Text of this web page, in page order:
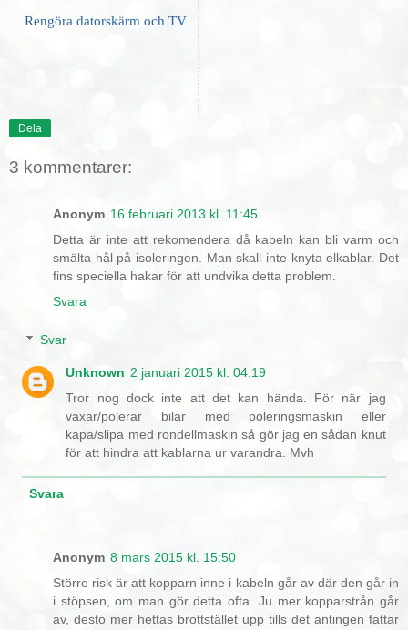
Rengöra datorskärm och TV
Dela
3 kommentarer:
Anonym 16 februari 2013 kl. 11:45
Detta är inte att rekomendera då kabeln kan bli varm och
smälta hål på isoleringen. Man skall inte knyta elkablar. Det
fins speciella hakar för att undvika detta problem.
Svara
Svar
Unknown 2 januari 2015 kl. 04:19
Tror nog dock inte att det kan hända. För när jag
vaxar/polerar bilar med poleringsmaskin eller
kapa/slipa med rondellmaskin så gör jag en sådan knut
för att hindra att kablarna ur varandra. Mvh
Svara
Anonym 8 mars 2015 kl. 15:50
Större risk är att kopparn inne i kabeln går av där den går in
i stöpsen, om man gör detta ofta. Ju mer kopparstrån går
av, desto mer hettas brottstället upp tills det antingen fattar